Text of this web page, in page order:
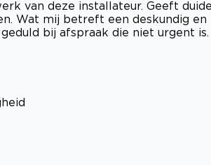
van deze installateur. Geeft
Wat mij betreft een deskundig
bij afspraak die niet urgent is.